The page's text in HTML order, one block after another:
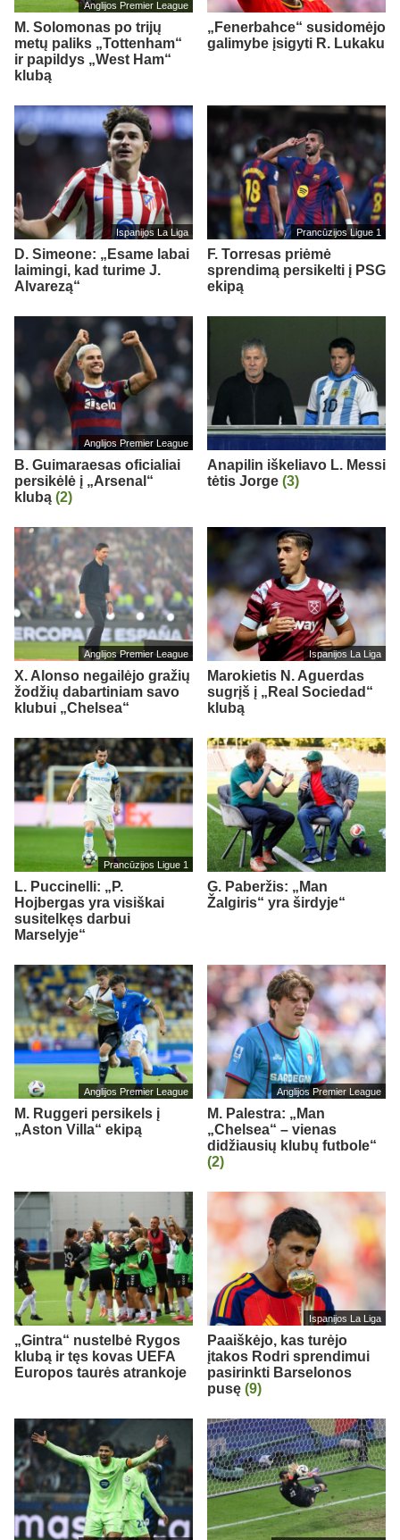
Anglijos Premier League
M. Solomonas po trijų
metų paliks „Tottenham“
ir papildys „West Ham“
klubą
„Fenerbahce“ susidomėjo
galimybe įsigyti R. Lukaku
Ispanijos La Liga
D. Simeone: „Esame labai
laimingi, kad turime J.
Alvarezą“
Prancūzijos Ligue 1
F. Torresas priėmė
sprendimą persikelti į PSG
ekipą
Anglijos Premier League
B. Guimaraesas oficialiai
persikėlė į „Arsenal“
klubą (2)
Anapilin iškeliavo L. Messi
tėtis Jorge (3)
Anglijos Premier League
X. Alonso negailėjo gražių
žodžių dabartiniam savo
klubui „Chelsea“
Ispanijos La Liga
Marokietis N. Aguerdas
sugrįš į „Real Sociedad“
klubą
Prancūzijos Ligue 1
L. Puccinelli: „P.
Hojbergas yra visiškai
susitelkęs darbui
Marselyje“
G. Paberžis: „Man
Žalgiris“ yra širdyje“
Anglijos Premier League
M. Ruggeri persikels į
„Aston Villa“ ekipą
Anglijos Premier League
M. Palestra: „Man
„Chelsea“ – vienas
didžiausių klubų futbole“
(2)
„Gintra“ nustelbė Rygos
klubą ir tęs kovas UEFA
Europos taurės atrankoje
Ispanijos La Liga
Paaiškėjo, kas turėjo
įtakos Rodri sprendimui
pasirinkti Barselonos
pusę (9)